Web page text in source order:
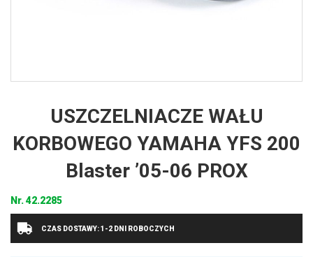
USZCZELNIACZE WAŁU
KORBOWEGO YAMAHA YFS 200
Blaster ’05-06 PROX
Nr.42.2285
CZAS DOSTAWY: 1-2 DNI ROBOCZYCH